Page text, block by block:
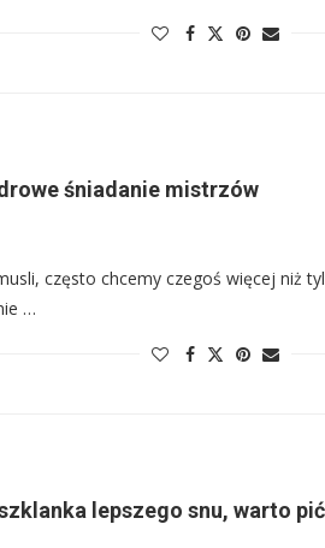
śniadanie mistrzów
często chcemy czegoś więcej niż
…
lepszego snu, warto